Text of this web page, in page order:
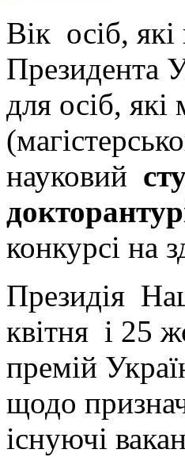
Вік осіб,
Президента
для осіб,
науковий
конкурсі на
Президія
квітня і 25
премій
щодо
існуючі